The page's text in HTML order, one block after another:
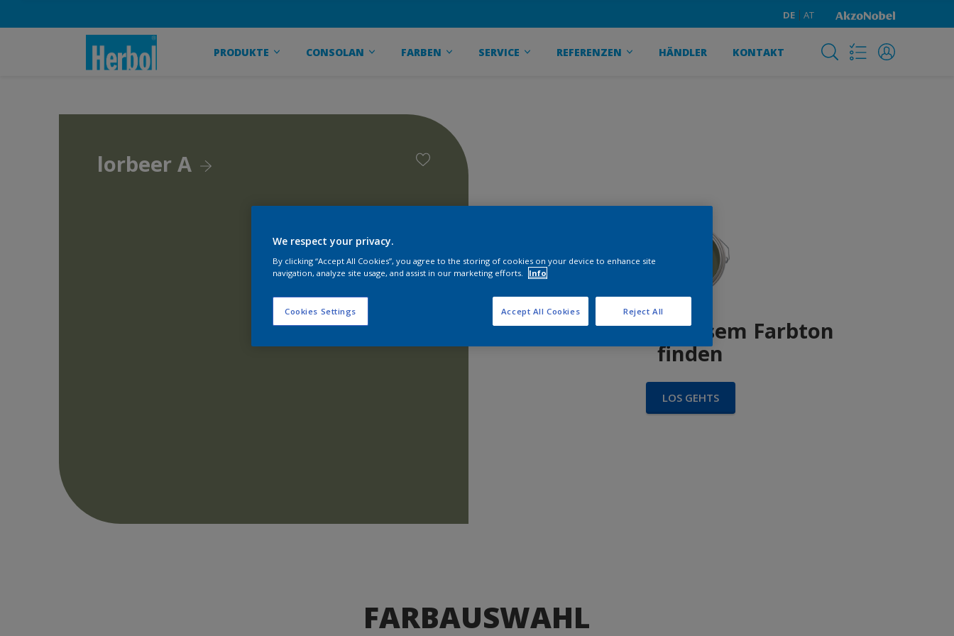
DE AT
PRODUKTE CONSOLAN FARBEN SERVICE REFERENZEN HÄNDLER KONTAKT
lorbeer A
Produkte in diesem Farbton
finden
LOS GEHTS
FARBAUSWAHL
We respect your privacy.
By clicking “Accept All Cookies”, you agree to the storing of cookies on your device to enhance site
navigation, analyze site usage, and assist in our marketing efforts.
Info
Cookies Settings Reject All
Accept All Cookies